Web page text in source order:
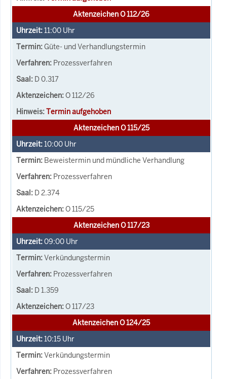
Aktenzeichen O 112/26
11:00 Uhr
Güte- und Verhandlungstermin
Prozessverfahren
D 0.317
O 112/26
Termin aufgehoben
Aktenzeichen O 115/25
10:00 Uhr
Beweistermin und mündliche Verhandlung
Prozessverfahren
D 2.374
O 115/25
Aktenzeichen O 117/23
09:00 Uhr
Verkündungstermin
Prozessverfahren
D 1.359
O 117/23
Aktenzeichen O 124/25
10:15 Uhr
Verkündungstermin
Prozessverfahren